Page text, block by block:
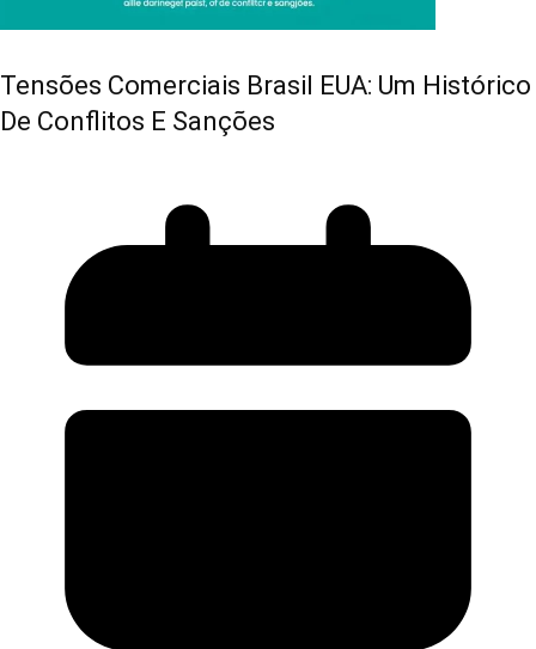
Tensões Comerciais Brasil EUA: Um Histórico
De Conflitos E Sanções